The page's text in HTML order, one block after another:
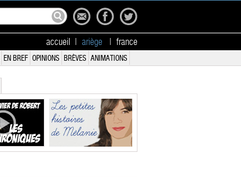
accueil ariège france
EN BREF OPINIONS BRÈVES ANIMATIONS